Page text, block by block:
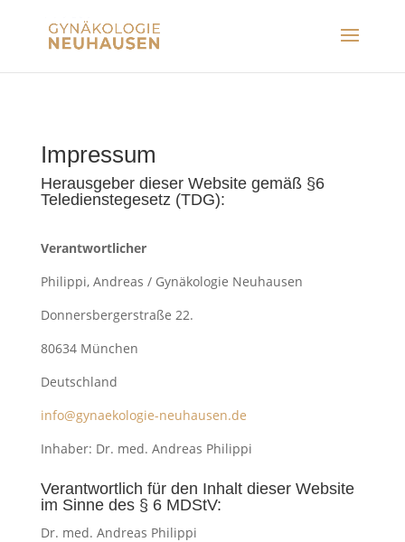
Impressum
Herausgeber dieser Website gemäß §6
Teledienstegesetz (TDG):
Verantwortlicher
Philippi, Andreas / Gynäkologie Neuhausen
Donnersbergerstraße 22.
80634 München
Deutschland
info@gynaekologie-neuhausen.de
Inhaber: Dr. med. Andreas Philippi
Verantwortlich für den Inhalt dieser Website
im Sinne des § 6 MDStV:
Dr. med. Andreas Philippi